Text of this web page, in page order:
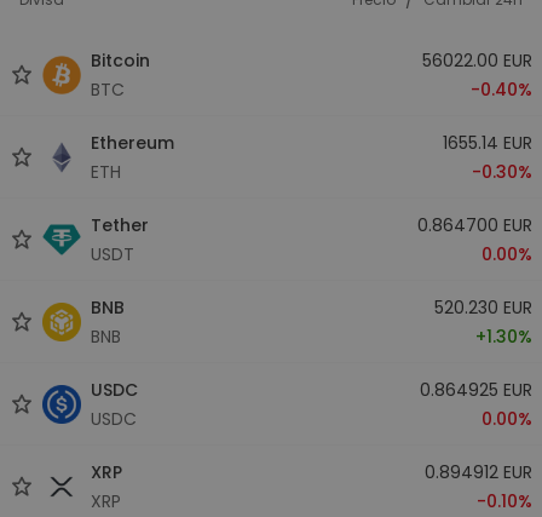
Bitcoin
BTC
56022.00 EUR
-0.40%
Ethereum
ETH
1655.14 EUR
-0.30%
Tether
USDT
0.864700 EUR
0.00%
BNB
BNB
520.230 EUR
+1.30%
USDC
USDC
0.864925 EUR
0.00%
XRP
XRP
0.894912 EUR
-0.10%